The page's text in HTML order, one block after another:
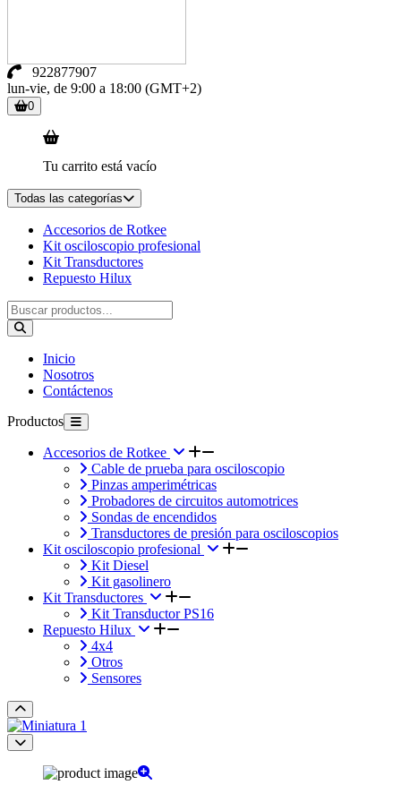
922877907
lun-vie, de 9:00 a 18:00 (GMT+2)
0
Tu carrito está vacío
Todas las categorías
Accesorios de Rotkee
Kit osciloscopio profesional
Kit Transductores
Repuesto Hilux
Inicio
Nosotros
Contáctenos
Productos
Accesorios de Rotkee
Cable de prueba para osciloscopio
Pinzas amperimétricas
Probadores de circuitos automotrices
Sondas de encendidos
Transductores de presión para osciloscopios
Kit osciloscopio profesional
Kit Diesel
Kit gasolinero
Kit Transductores
Kit Transductor PS16
Repuesto Hilux
4x4
Otros
Sensores